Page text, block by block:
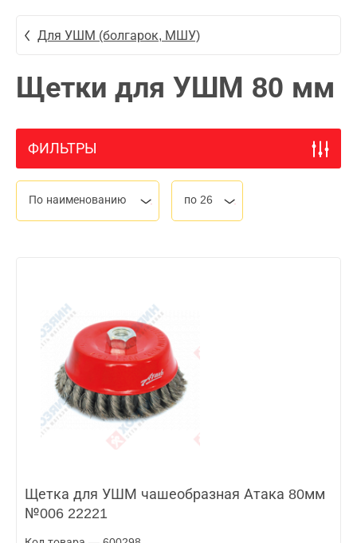
Для УШМ (болгарок, МШУ)
Щетки для УШМ 80 мм
ФИЛЬТРЫ
По наименованию по 26
Щетка для УШМ чашеобразная Атака 80мм
№006 22221